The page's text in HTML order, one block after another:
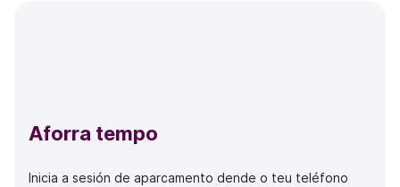
Aforra tempo
Inicia a sesión de aparcamento dende o teu teléfono